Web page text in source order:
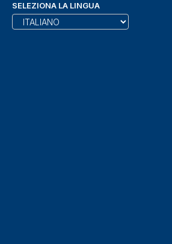
SELEZIONA LA LINGUA